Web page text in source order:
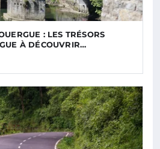
: LES TRÉSORS
À DÉCOUVRIR…